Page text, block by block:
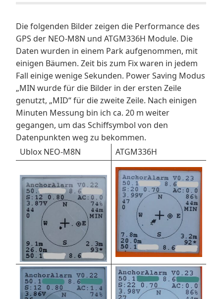
Die folgenden Bilder zeigen die Performance des
GPS der NEO-M8N und ATGM336H Module. Die
Daten wurden in einem Park aufgenommen, mit
einigen Bäumen. Zeit bis zum Fix waren in jedem
Fall einige wenige Sekunden. Power Saving Modus
„MIN wurde für die Bilder in der ersten Zeile
genutzt, „MID“ für die zweite Zeile. Nach einigen
Minuten Messung bin ich ca. 20 m weiter
gegangen, um das Schiffsymbol von den
Datenpunkten weg zu bekommen.
Ublox NEO-M8N
ATGM336H